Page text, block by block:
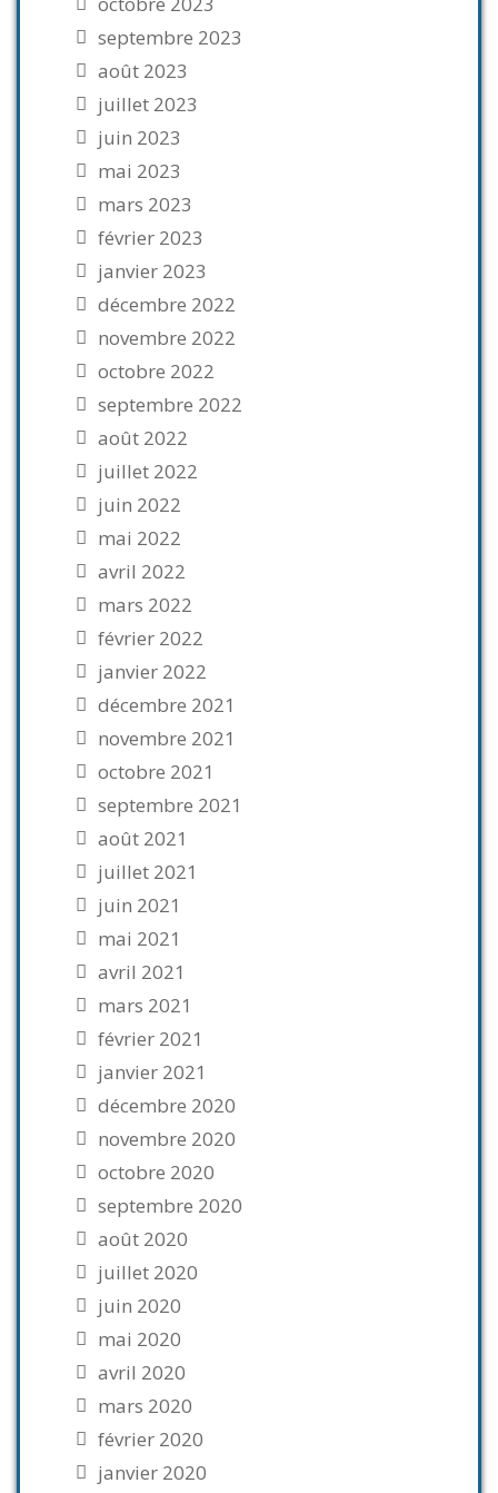
septembre 2023
août 2023
juillet 2023
juin 2023
mai 2023
mars 2023
février 2023
janvier 2023
décembre 2022
novembre 2022
octobre 2022
septembre 2022
août 2022
juillet 2022
juin 2022
mai 2022
avril 2022
mars 2022
février 2022
janvier 2022
décembre 2021
novembre 2021
octobre 2021
septembre 2021
août 2021
juillet 2021
juin 2021
mai 2021
avril 2021
mars 2021
février 2021
janvier 2021
décembre 2020
novembre 2020
octobre 2020
septembre 2020
août 2020
juillet 2020
juin 2020
mai 2020
avril 2020
mars 2020
février 2020
janvier 2020